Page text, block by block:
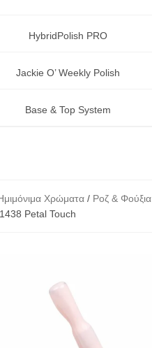
HybridPolish PRO
Jackie O’ Weekly Polish
Base & Top System
Χρώματα / Ροζ & Φούξια
Petal Touch